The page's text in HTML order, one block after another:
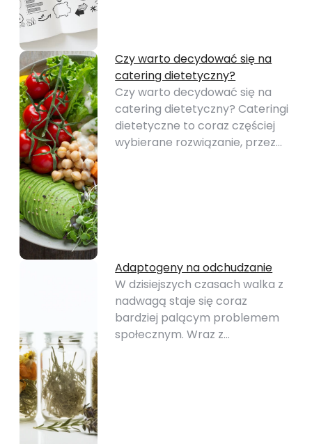
Czy warto decydować się na
catering dietetyczny?
Czy warto decydować się na
catering dietetyczny? Cateringi
dietetyczne to coraz częściej
wybierane rozwiązanie, przez…
Adaptogeny na odchudzanie
W dzisiejszych czasach walka z
nadwagą staje się coraz
bardziej palącym problemem
społecznym. Wraz z…